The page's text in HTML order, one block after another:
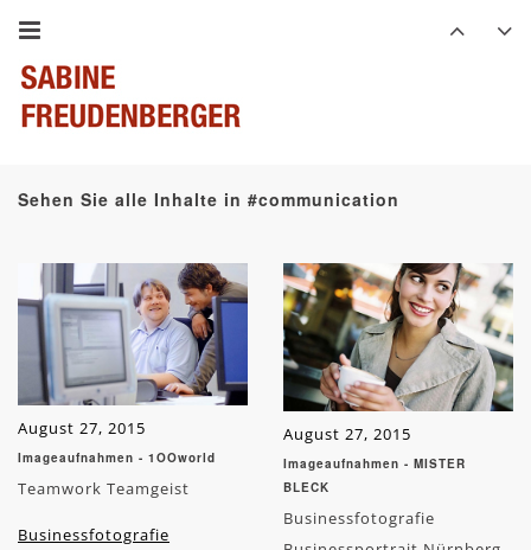
Sehen Sie alle Inhalte in #communication
August 27, 2015
Imageaufnahmen - 1OOworld
Teamwork Teamgeist
Businessfotografie
August 27, 2015
Imageaufnahmen - MISTER
BLECK
Businessfotografie